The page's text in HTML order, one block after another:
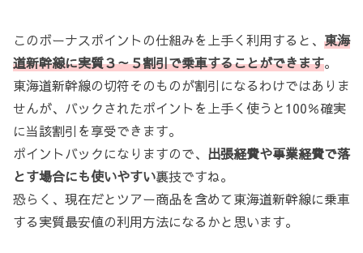
このボーナスポイントの仕組みを上手く利用すると、 東海
道新幹線に実質３～５割引で乗車することができます。
東海道新幹線の切符そのものが割引になるわけではありま
せんが、バックされたポイントを上手く使うと100％確実
に当該割引を享受できます。
ポイントバックになりますので、 出張経費や事業経費で落
とす場合にも使いやすい裏技ですね。
恐らく、現在だとツアー商品を含めて東海道新幹線に乗車
する実質最安値の利用方法になるかと思います。